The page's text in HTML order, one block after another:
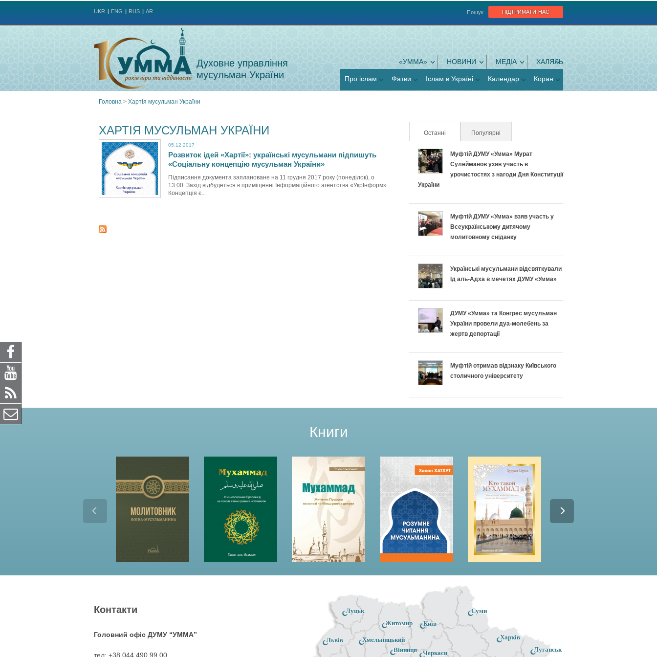
підтримати нас
Пошук
UKR ENG RUS AR
Духовне управління
мусульман України
«УММА» НОВИНИ МЕДІА ХАЛЯЛЬ
Про іслам Фатви Іслам в Україні Календар Коран
є
тут
Головна > Хартія мусульман України
ХАРТІЯ МУСУЛЬМАН УКРАЇНИ
05.12.2017
Розвиток ідей «Хартії»: українські мусульмани підпишуть
«Соціальну концепцію мусульман України»
Підписання документа заплановане на 11 грудня 2017 року (понеділок), о
13:00. Захід відбудеться в приміщенні Інформаційного агентства «УкрІнформ».
Концепція є...
Останні (активна вкладка)
Популярні
Муфтій ДУМУ «Умма» Мурат
Сулейманов узяв участь в
урочистостях з нагоди Дня Конституції
України
Муфтій ДУМУ «Умма» взяв участь у
Всеукраїнському дитячому
молитовному сніданку
Українські мусульмани відсвяткували
Ід аль-Адха в мечетях ДУМУ «Умма»
ДУМУ «Умма» та Конгрес мусульман
України провели дуа-молебень за
жертв депортації
Муфтій отримав відзнаку Київського
столичного університету
Книги
Житомир
Черкаси
Київ
Луганськ
Хмельницький
Луцьк Суми
Вінниця
Львів Харків
Контакти
Головний офіс ДУМУ “УММА”
тел: +38 044 490 99 00